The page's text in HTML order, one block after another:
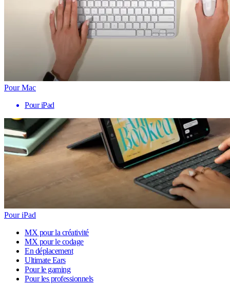
Pour Mac
Pour iPad
Pour iPad
MX pour la créativité
MX pour le codage
En déplacement
Ultimate Ears
Pour le gaming
Pour les professionnels